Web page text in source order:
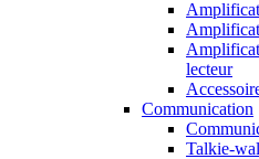
lecteur
Communication
Talkie-